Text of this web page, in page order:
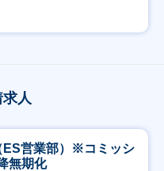
人
ES営業部）※コミッシ
無期化